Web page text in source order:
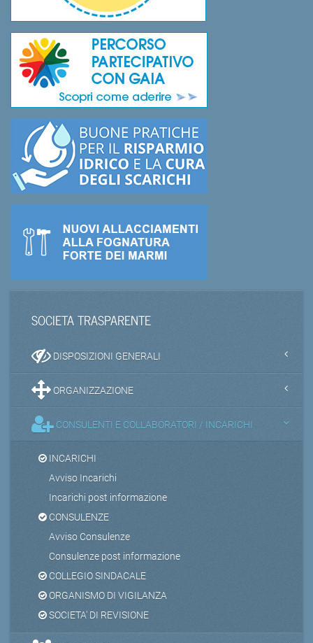
SOCIETA TRASPARENTE
DISPOSIZIONI GENERALI
ORGANIZZAZIONE
CONSULENTI E COLLABORATORI / INCARICHI
INCARICHI
Avviso Incarichi
Incarichi post informazione
CONSULENZE
Avviso Consulenze
Consulenze post informazione
COLLEGIO SINDACALE
ORGANISMO DI VIGILANZA
SOCIETA' DI REVISIONE